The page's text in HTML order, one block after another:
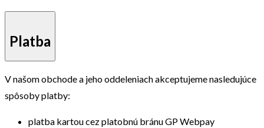
Platba
V našom obchode a jeho oddeleniach akceptujeme nasledujúce
spôsoby platby:
platba kartou cez platobnú bránu GP Webpay